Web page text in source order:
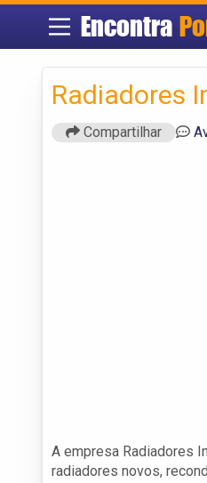
Encontra
Radiadores
Compartilhar
A empresa Radiadores
radiadores novos,